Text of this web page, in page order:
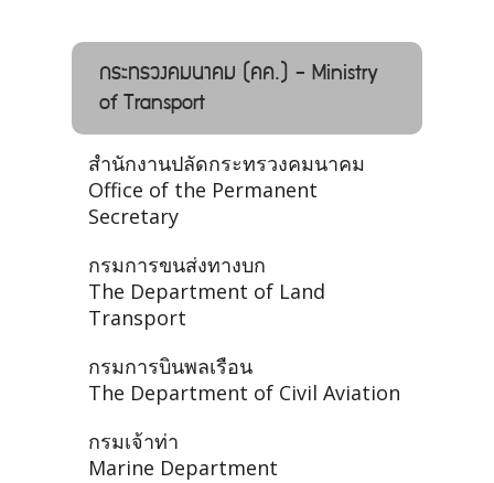
กระทรวงคมนาคม (คค.) - Ministry
of Transport
สำนักงานปลัดกระทรวงคมนาคม
Office of the Permanent
Secretary
กรมการขนส่งทางบก
The Department of Land
Transport
กรมการบินพลเรือน
The Department of Civil Aviation
กรมเจ้าท่า
Marine Department